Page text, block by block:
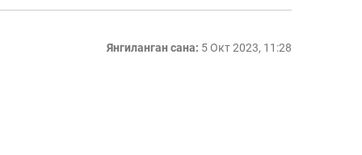
Янгиланган сана: 5 Окт 2023, 11:28